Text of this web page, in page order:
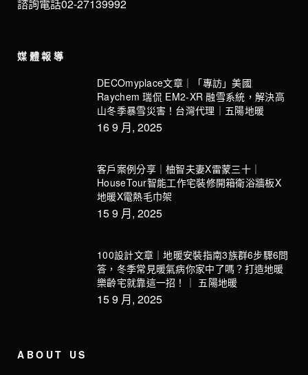
諮詢電話02-27139992
媒體報導
DECOmyplace文章｜「專訪」美國
Raychem 瑞侃 EM2-XR 融雪系統，解決高
山冬季暴雪災害！台灣代理｜五陽地暖
16 9 月, 2025
客戶案例分享｜柚智夫妻X雷蒙三十｜
HouseTour智能工作宅裝修開箱衛浴牆板X
地暖X電熱毛巾架
15 9 月, 2025
100設計文章｜地暖安裝指南3族群6步驟6問
答，冬季常見暖氣病你家中了嗎？打造地暖
樂齡宅就靠這一招！｜ 五陽地暖
15 9 月, 2025
ABOUT US